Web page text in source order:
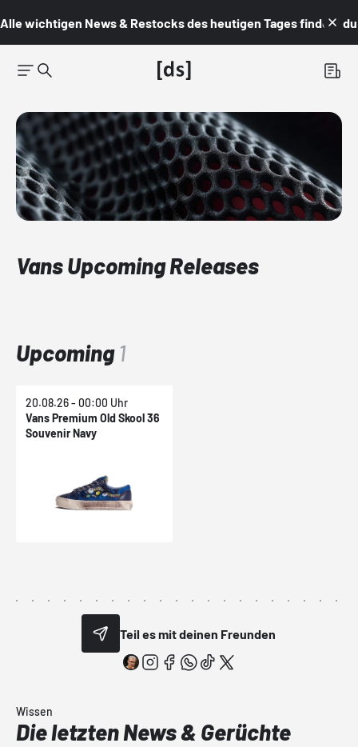
Alle wichtigen News & Restocks des heutigen Tages findest du
Vans Upcoming Releases
Upcoming 1
20.08.26 - 00:00 Uhr
Vans Premium Old Skool 36
Souvenir Navy
Teil es mit deinen Freunden
Wissen
Die letzten News & Gerüchte